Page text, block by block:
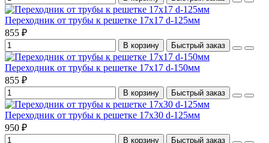
Переходник от трубы к решетке 17х17 d-125мм
855 ₽
В корзину Быстрый заказ
Переходник от трубы к решетке 17х17 d-150мм
855 ₽
В корзину Быстрый заказ
Переходник от трубы к решетке 17х30 d-125мм
950 ₽
В корзину Быстрый заказ